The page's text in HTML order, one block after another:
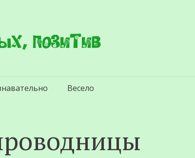
позитив
Весело